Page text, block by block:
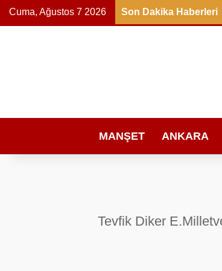
Cuma, Ağustos 7 2026 Son Dakika Haberleri
MANŞET ANKARA
Tevfik Diker